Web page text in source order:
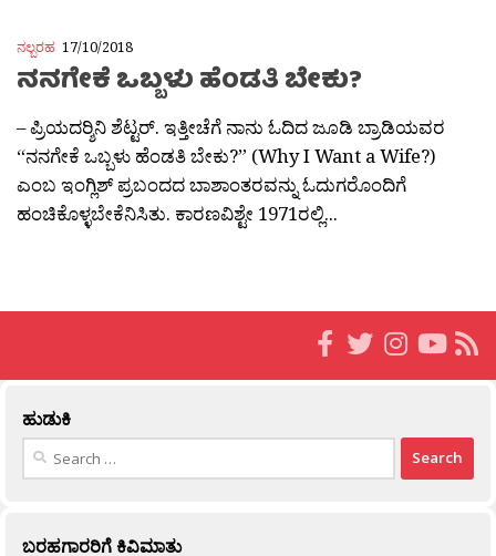
ನಲ್ಬರಹ 17/10/2018
ನನಗೇಕೆ ಒಬ್ಬಳು ಹೆಂಡತಿ ಬೇಕು?
– ಪ್ರಿಯದರ‍್ಶಿನಿ ಶೆಟ್ಟರ್. ಇತ್ತೀಚೆಗೆ ನಾನು ಓದಿದ ಜೂಡಿ ಬ್ರಾಡಿಯವರ
“ನನಗೇಕೆ ಒಬ್ಬಳು ಹೆಂಡತಿ ಬೇಕು?” (Why I Want a Wife?)
ಎಂಬ ಇಂಗ್ಲಿಶ್ ಪ್ರಬಂದದ ಬಾಶಾಂತರವನ್ನು ಓದುಗರೊಂದಿಗೆ
ಹಂಚಿಕೊಳ್ಳಬೇಕೆನಿಸಿತು. ಕಾರಣವಿಶ್ಟೇ 1971ರಲ್ಲಿ...
ಹುಡುಕಿ
Search
ಬರಹಗಾರರಿಗೆ ಕಿವಿಮಾತು